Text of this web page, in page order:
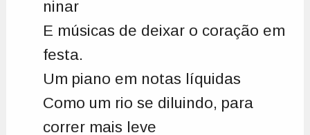
ninar
E músicas de deixar o coração em
festa.
Um piano em notas líquidas
Como um rio se diluindo, para
correr mais leve